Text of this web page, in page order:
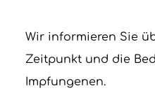
Wir informieren Sie
Zeitpunkt und die
Impfungenen.